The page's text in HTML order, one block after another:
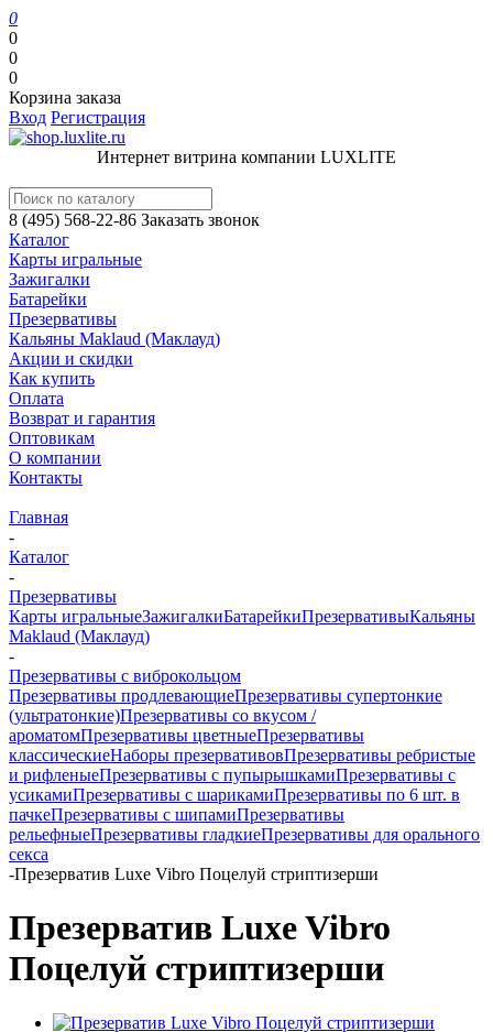
0
0
0
0
Корзина заказа
Вход Регистрация
Интернет витрина компании LUXLITE
8 (495) 568-22-86 Заказать звонок
Каталог
Карты игральные
Зажигалки
Батарейки
Презервативы
Кальяны Maklaud (Маклауд)
Акции и скидки
Как купить
Оплата
Возврат и гарантия
Оптовикам
О компании
Контакты
Главная
-
Каталог
-
Презервативы
Карты игральныеЗажигалкиБатарейкиПрезервативыКальяны
Maklaud (Маклауд)
-
Презервативы с виброкольцом
Презервативы продлевающиеПрезервативы супертонкие
(ультратонкие)Презервативы со вкусом /
ароматомПрезервативы цветныеПрезервативы
классическиеНаборы презервативовПрезервативы ребристые
и рифленыеПрезервативы с пупырышкамиПрезервативы с
усикамиПрезервативы с шарикамиПрезервативы по 6 шт. в
пачкеПрезервативы с шипамиПрезервативы
рельефныеПрезервативы гладкиеПрезервативы для орального
секса
-Презерватив Luxe Vibro Поцелуй стриптизерши
Презерватив Luxe Vibro
Поцелуй стриптизерши